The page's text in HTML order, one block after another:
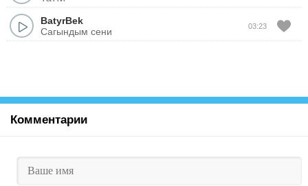
BatyrBek
Сагындым сени
03:23
Комментарии